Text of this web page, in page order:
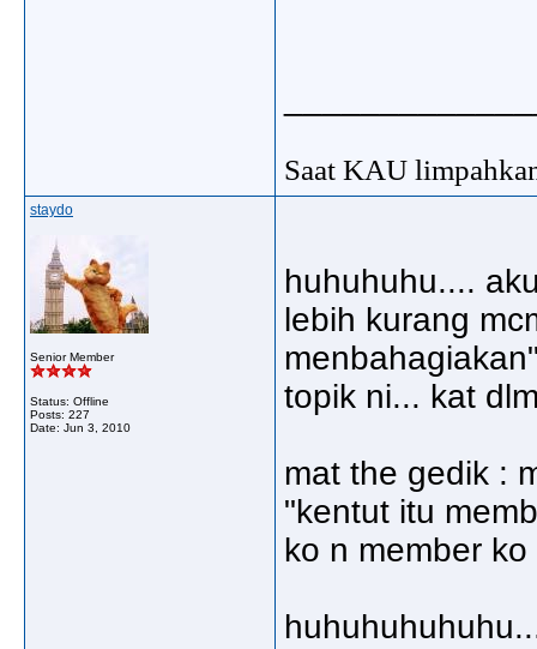
Saat KAU
staydo
Senior Member
Status: Offline
Posts: 227
Date: Jun 3, 2010
huhuhuhu....
lebih kurang
topik ni... kat
mat the gedik :
"kentut itu
ko n member